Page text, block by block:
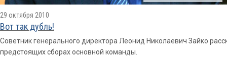
29 октября 2010
Вот так дубль!
Советник генерального директора Леонид Николаевич Зайко
предстоящих сборах основной команды.